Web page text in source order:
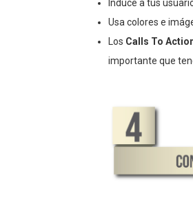
Induce a tus
Usa colores e
Los Calls To
importante que